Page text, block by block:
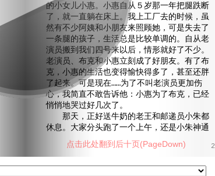
的小女儿小惠。小惠自从５岁那一年把腿跌断
了，就一直躺在床上。我上工厂去的时候，虽
然有不少阿姨和小朋友来照顾她，可是失去了
一条腿的孩子，生活总是比较单调的。自从老
演员搬到我们四号来以后，情形就好了不少。
老演员、布克和小惠立刻成了好朋友。有了布
克，小惠的生活也变得愉快得多了，甚至还胖
了起来。可是现在……为了不叫老演员更加伤
心，我简直不敢告诉他：小惠为了布克，已经
悄悄地哭过好几次了。
那天，正好送牛奶的老王和邮递员小朱都
休息。大家分头跑了一个上午，还是小朱神通
2
点击此处翻到后十页(PageDown)